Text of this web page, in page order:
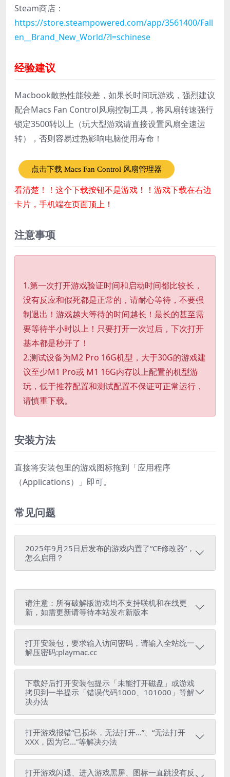
Steam商店：
https://store.steampowered.com/app/3561400/Fall
en__Brand_New_World/?l=schinese
经验建议
Macbook散热性能较差，如果长时间玩游戏，强烈建议
配合Macs Fan Control风扇控制工具，将风扇转速强行
锁定3500转以上（玩大型游戏请直接设置风扇全速运
转），否则容易过热影响电脑使用寿命！
点击下载 Macs Fan Control 风扇管理器
看清楚！！这个下载按钮不是游戏！！游戏下载在右边
卡片，手机端在页面顶上！
注意事项
1.第一次打开游戏验证时间和启动时间都比较长，
没有反应和假死都是正常的，请耐心等待，不要强
制退出！游戏越大等待的时间越长！最长的甚至需
要等待半小时以上！只要打开一次过后，下次打开
基本都是秒开了！
2.测试设备为M2 Pro 16G机型，大于30G的游戏建
议至少M1 Pro或 M1 16G内存以上配置的机型游
玩，低于推荐配置和测试配置不保证可正常运行，
请慎重下载。
安装方法
直接将安装包里的游戏图标拖到「应用程序
（Applications）」即可。
常见问题
2025年9月25日后发布的游戏内置了“CE修改器”，
怎么启用？
请注意：所有破解版游戏均不支持联机和在线更
新，如需更新请等待本站发布新版本
打开安装包，要求输入访问密码，请输入全站统一
解压密码:playmac.cc
下载好后打开安装包提示「未能打开磁盘」或游戏
拷贝到一半提示「错误代码1000、101000」等解
决办法
打开游戏报错“已损坏，无法打开...”、“无法打开
XXX，因为它...”等解决办法
打开游戏闪退、进入游戏黑屏、图标一直跳没有反